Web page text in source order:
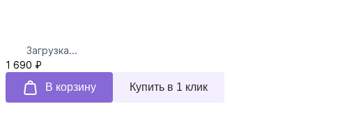
Загрузка...
1 690 ₽
В корзину
Купить в 1 клик